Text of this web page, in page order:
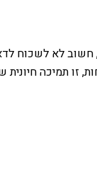
לא לשכוח
זו תמיכה